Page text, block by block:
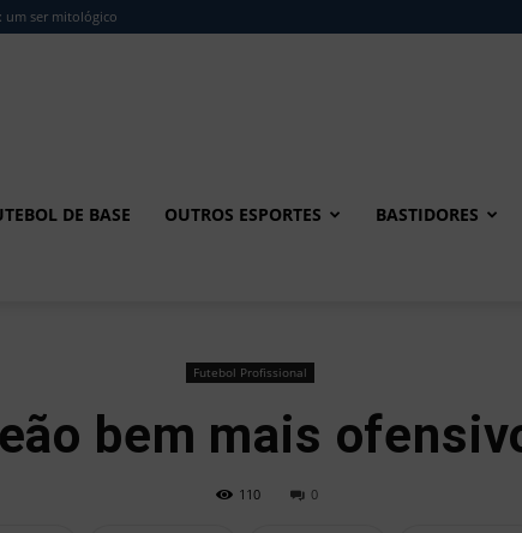
um ser mitológico
DE BASE OUTROS ESPORTES BASTIDORES
Futebol Profissional
bem mais
110 0